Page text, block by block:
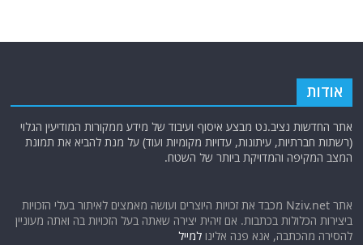
אודות
אתר החדשות נציב.נט מבצע איסוף ועיבוד של מידע ממקורות המודיעין הגלוי
(רשתות חברתיות, עיתונות, עדויות מקומיות ועוד) על מנת להביא את תמונת
המצב המקיפה והמדויקת ביותר של השטח.
אתר Nziv.net מכבד את זכויות היוצרים ועושה מאמצים לאיתור בעלי הזכויות
ביצירות הכלולות בכתבות. אם זיהית יצירה שאתה בעל הזכויות בה ואתה מעוניין
להסירה מהכתבה, אנא פנה אלינולמייל